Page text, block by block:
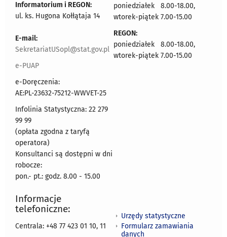
Informatorium i REGON:
ul. ks. Hugona Kołłątaja 14
E-mail:
SekretariatUSopl@stat.gov.pl
e-PUAP
e-Doręczenia:
AE:PL-23632-75212-WWVET-25
Infolinia Statystyczna: 22 279
99 99
(opłata zgodna z taryfą
operatora)
Konsultanci są dostępni w dni
robocze:
pon.- pt.: godz. 8.00 - 15.00
poniedziałek 8.00-18.00,
wtorek-piątek 7.00-15.00
REGON:
poniedziałek 8.00-18.00,
wtorek-piątek 7.00-15.00
Informacje
telefoniczne:
Centrala: +48 77 423 01 10, 11
Urzędy statystyczne
Formularz zamawiania
danych